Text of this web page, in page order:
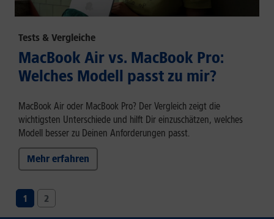
Tests & Vergleiche
MacBook Air vs. MacBook Pro:
Welches Modell passt zu mir?
MacBook Air oder MacBook Pro? Der Vergleich zeigt die
wichtigsten Unterschiede und hilft Dir einzuschätzen, welches
Modell besser zu Deinen Anforderungen passt.
Mehr erfahren
1 2